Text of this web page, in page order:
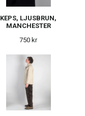
KEPS, LJUSBRUN,
MANCHESTER
750 kr